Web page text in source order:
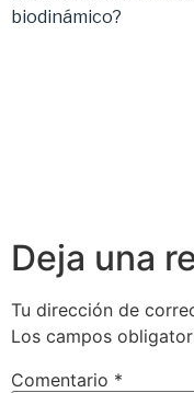
biodinámico?
Deja una
Tu dirección de
Los campos
Comentario *